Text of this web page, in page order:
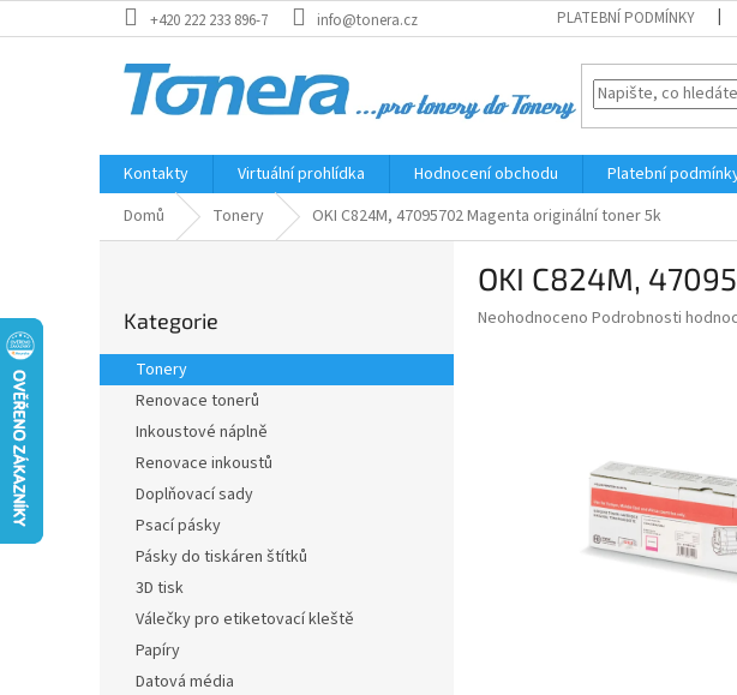
na
+420 222 233 896-7 info@tonera.cz PLATEBNÍ PODMÍNKY
Kontakty Virtuální prohlídka Hodnocení obchodu Platební
Domů
Tonery OKI C824M, 47095702 Magenta originální toner 5k
r
a
kategorie
Kategorie
Tonery
Renovace tonerů
Inkoustové náplně
Renovace inkoustů
Doplňovací sady
Psací pásky
Pásky do tiskáren štítků
3D tisk
Válečky pro etiketovací kleště
Papíry
Datová média
OKI C824M,
Průměrné
Neohodnoceno Podrobnosti